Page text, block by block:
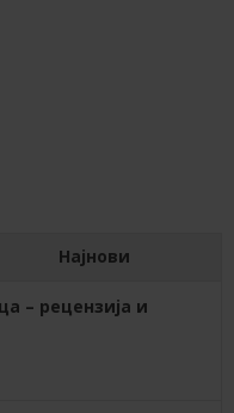
Најнови
– рецензија и